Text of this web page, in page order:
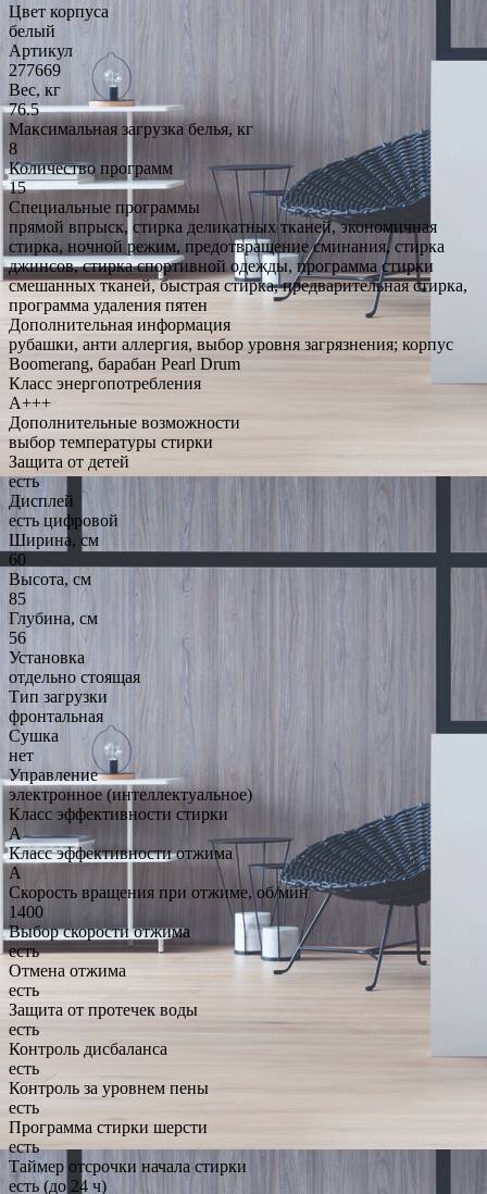
Цвет корпуса
белый
Артикул
277669
Вес, кг
76.5
Максимальная загрузка белья, кг
8
Количество программ
15
Специальные программы
прямой впрыск, стирка деликатных тканей, экономичная
стирка, ночной режим, предотвращение сминания, стирка
джинсов, стирка спортивной одежды, программа стирки
смешанных тканей, быстрая стирка, предварительная стирка,
программа удаления пятен
Дополнительная информация
рубашки, анти аллергия, выбор уровня загрязнения; корпус
Boomerang, барабан Pearl Drum
Класс энергопотребления
A+++
Дополнительные возможности
выбор температуры стирки
Защита от детей
есть
Дисплей
есть цифровой
Ширина, см
60
Высота, см
85
Глубина, см
56
Установка
отдельно стоящая
Тип загрузки
фронтальная
Сушка
нет
Управление
электронное (интеллектуальное)
Класс эффективности стирки
A
Класс эффективности отжима
A
Скорость вращения при отжиме, об/мин
1400
Выбор скорости отжима
есть
Отмена отжима
есть
Защита от протечек воды
есть
Контроль дисбаланса
есть
Контроль за уровнем пены
есть
Программа стирки шерсти
есть
Таймер отсрочки начала стирки
есть (до 24 ч)